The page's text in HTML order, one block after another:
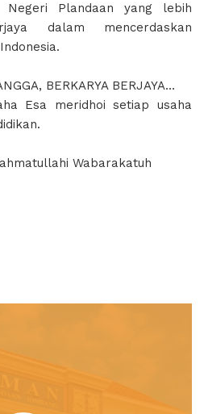
Negeri Plandaan yang lebih
dalam mencerdaskan
BERKARYA BERJAYA…
Esa meridhoi setiap usaha
Wabarakatuh